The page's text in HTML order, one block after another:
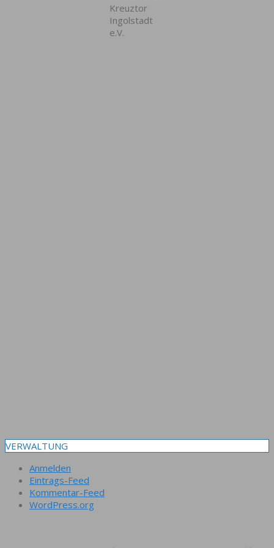
Kreuztor
Ingolstadt
e.V.
VERWALTUNG
Anmelden
Eintrags-Feed
Kommentar-Feed
WordPress.org